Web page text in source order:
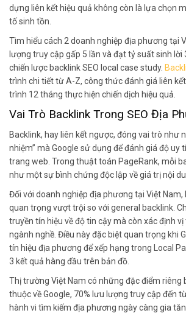
dựng liên kết hiệu quả không còn là lựa chọn
tố sinh tồn.
Tìm hiểu cách 2 doanh nghiệp địa phương tại
lượng truy cập gấp 5 lần và đạt tỷ suất sinh lời
chiến lược backlink SEO local case study.
trình chi tiết từ A-Z, công thức đánh giá liên
trình 12 tháng thực hiện chiến dịch hiệu quả.
Vai Trò Backlink Trong SEO Địa
Backlink, hay liên kết ngược, đóng vai trò như
nhiệm” mà Google sử dụng để đánh giá độ uy
trang web. Trong thuật toán PageRank, mỗi
như một sự bình chứng độc lập về giá trị nội
Đối với doanh nghiệp địa phương tại Việt
quan trọng vượt trội so với general backlink.
truyền tín hiệu về độ tin cậy mà còn xác định
ngành nghề. Điều này đặc biệt quan trọng khi
tín hiệu địa phương để xếp hạng trong Local
3 kết quả hàng đầu trên bản đồ.
Thị trường Việt Nam có những đặc điểm riêng
thuộc về Google, 70% lưu lượng truy cập đến
hành vi tìm kiếm địa phương ngày càng gia